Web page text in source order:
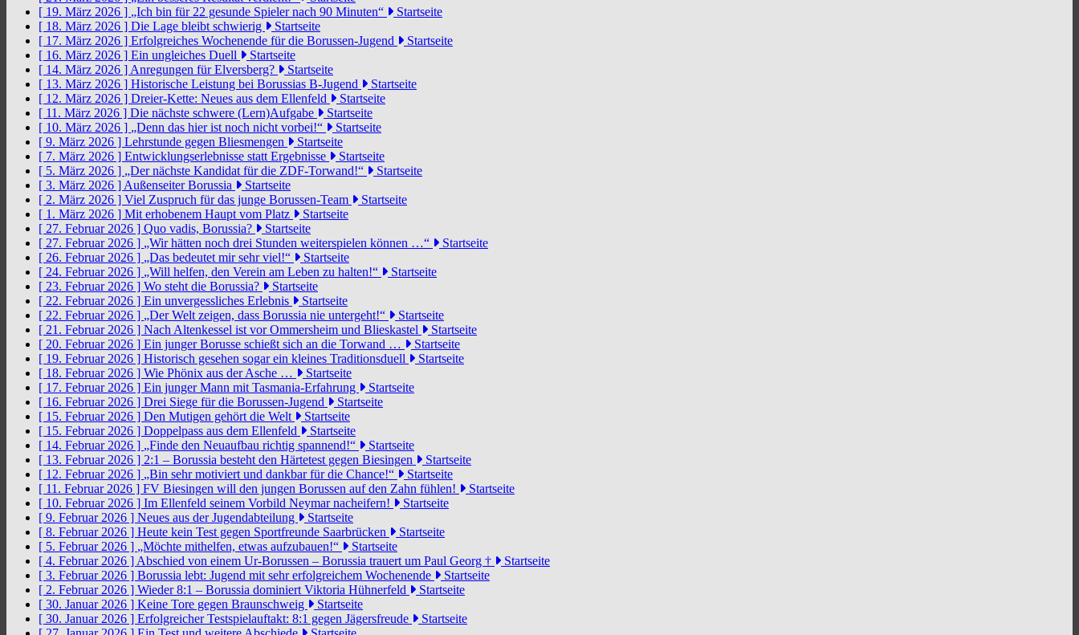
[ 19. März 2026 ] „Ich bin für 22 gesunde Spieler nach 90 Minuten“
Startseite
[ 18. März 2026 ] Die Lage bleibt schwierig
Startseite
[ 17. März 2026 ] Erfolgreiches Wochenende für die Borussen-Jugend
Startseite
[ 16. März 2026 ] Ein ungleiches Duell
Startseite
[ 14. März 2026 ] Anregungen für Elversberg?
Startseite
[ 13. März 2026 ] Historische Leistung bei Borussias B-Jugend
Startseite
[ 12. März 2026 ] Dreier-Kette: Neues aus dem Ellenfeld
Startseite
[ 11. März 2026 ] Die nächste schwere (Lern)Aufgabe
Startseite
[ 10. März 2026 ] „Denn das hier ist noch nicht vorbei!“
Startseite
[ 9. März 2026 ] Lehrstunde gegen Bliesmengen
Startseite
[ 7. März 2026 ] Entwicklungserlebnisse statt Ergebnisse
Startseite
[ 5. März 2026 ] „Der nächste Kandidat für die ZDF-Torwand!“
Startseite
[ 3. März 2026 ] Außenseiter Borussia
Startseite
[ 2. März 2026 ] Viel Zuspruch für das junge Borussen-Team
Startseite
[ 1. März 2026 ] Mit erhobenem Haupt vom Platz
Startseite
[ 27. Februar 2026 ] Quo vadis, Borussia?
Startseite
[ 27. Februar 2026 ] „Wir hätten noch drei Stunden weiterspielen können …“
Startseite
[ 26. Februar 2026 ] „Das bedeutet mir sehr viel!“
Startseite
[ 24. Februar 2026 ] „Will helfen, den Verein am Leben zu halten!“
Startseite
[ 23. Februar 2026 ] Wo steht die Borussia?
Startseite
[ 22. Februar 2026 ] Ein unvergessliches Erlebnis
Startseite
[ 22. Februar 2026 ] „Der Welt zeigen, dass Borussia nie untergeht!“
Startseite
[ 21. Februar 2026 ] Nach Altenkessel ist vor Ommersheim und Blieskastel
Startseite
[ 20. Februar 2026 ] Ein junger Borusse schießt sich an die Torwand …
Startseite
[ 19. Februar 2026 ] Historisch gesehen sogar ein kleines Traditionsduell
Startseite
[ 18. Februar 2026 ] Wie Phönix aus der Asche …
Startseite
[ 17. Februar 2026 ] Ein junger Mann mit Tasmania-Erfahrung
Startseite
[ 16. Februar 2026 ] Drei Siege für die Borussen-Jugend
Startseite
[ 15. Februar 2026 ] Den Mutigen gehört die Welt
Startseite
[ 15. Februar 2026 ] Doppelpass aus dem Ellenfeld
Startseite
[ 14. Februar 2026 ] „Finde den Neuaufbau richtig spannend!“
Startseite
[ 13. Februar 2026 ] 2:1 – Borussia besteht den Härtetest gegen Biesingen
Startseite
[ 12. Februar 2026 ] „Bin sehr motiviert und dankbar für die Chance!“
Startseite
[ 11. Februar 2026 ] FV Biesingen will den jungen Borussen auf den Zahn fühlen!
Startseite
[ 10. Februar 2026 ] Im Ellenfeld seinem Vorbild Neymar nacheifern!
Startseite
[ 9. Februar 2026 ] Neues aus der Jugendabteilung
Startseite
[ 8. Februar 2026 ] Heute kein Test gegen Sportfreunde Saarbrücken
Startseite
[ 5. Februar 2026 ] „Möchte mithelfen, etwas aufzubauen!“
Startseite
[ 4. Februar 2026 ] Abschied von einem Ur-Borussen – Borussia trauert um Paul Georg †
Startseite
[ 3. Februar 2026 ] Borussia lebt: Jugend mit sehr erfolgreichem Wochenende
Startseite
[ 2. Februar 2026 ] Wieder 8:1 – Borussia dominiert Viktoria Hühnerfeld
Startseite
[ 30. Januar 2026 ] Keine Tore gegen Braunschweig
Startseite
[ 30. Januar 2026 ] Erfolgreicher Testspielauftakt: 8:1 gegen Jägersfreude
Startseite